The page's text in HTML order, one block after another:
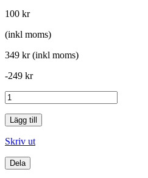
100 kr
(inkl moms)
349 kr(inkl moms)
-249 kr
Lägg till
Skriv ut
Dela